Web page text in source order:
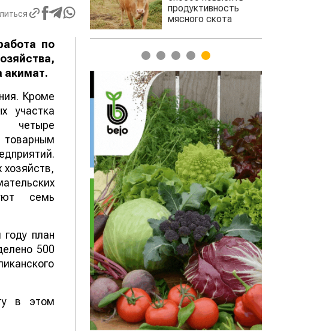
по
акимат.
Кроме
участка
товарным
семь
план
500
в этом
продуктивность
скота
зерно
1 2 3 4 5